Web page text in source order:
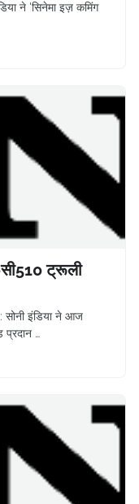
ने 'सिनेमा इज़ कमिंग
सी510 ट्रूली
सोनी इंडिया ने आज
प्रदान …